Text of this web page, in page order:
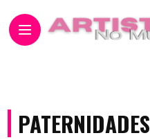
PATERNIDADES